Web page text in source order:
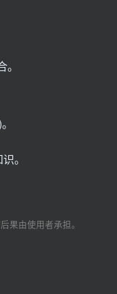
。
果由使用者承担。